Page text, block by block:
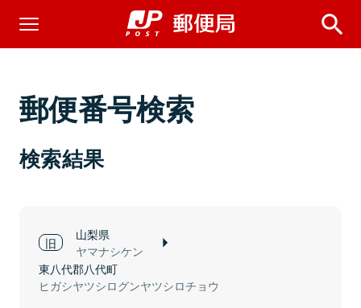
郵便番号検索
検索結果
山梨県
ヤマナシケン
東八代郡八代町
ヒガシヤツシログンヤツシロチョウ